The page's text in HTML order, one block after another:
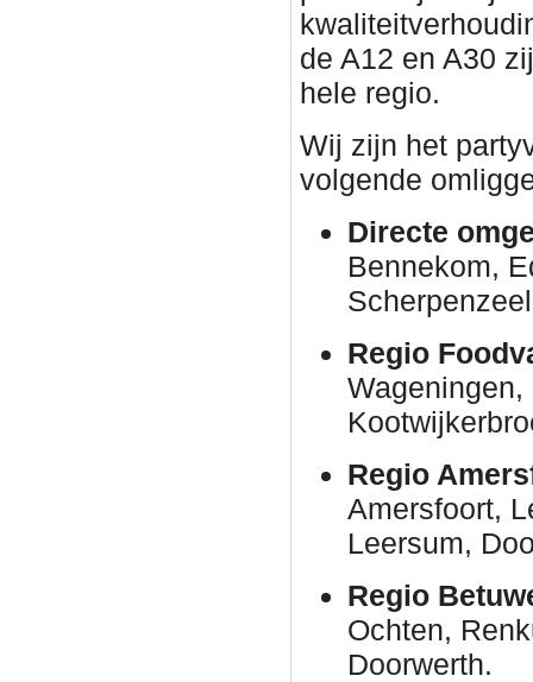
de A12 en A30
hele regio.
Wij zijn het
volgende
Directe
Bennekom,
Regio
Regio
Amersfoort,
Leersum,
Regio
Ochten,
Doorwerth.